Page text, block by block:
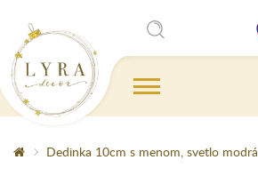
Dedinka 10cm s menom, svetlo modrá